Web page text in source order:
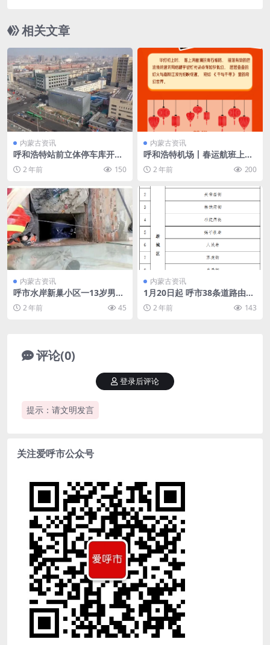
相关文章
内蒙古资讯
呼和浩特站前立体停车库开始
试运营
2 年前 150
内蒙古资讯
呼和浩特机场丨春运航班上
新！直飞重庆 春节还可以如此
“火辣”！
2 年前 200
内蒙古资讯
呼市水岸新巢小区一13岁男孩
玩耍时掉进十几米深的通风
井……
2 年前 45
内蒙古资讯
1月20日起 呼市38条道路由单
向变双向
2 年前 143
评论(0)
提示：请文明发言
登录后评论
关注爱呼市公众号